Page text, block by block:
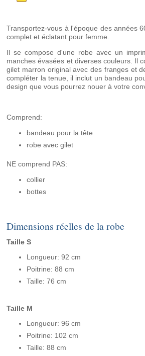
Transportez-vous à l'époque des années
complet et éclatant pour femme.
Il se compose d'une robe avec un
manches évasées et diverses couleurs. Il
gilet marron original avec des franges et
compléter la tenue, il inclut un bandeau
design que vous pourrez nouer à votre
Comprend:
bandeau pour la tête
robe avec gilet
NE comprend PAS:
collier
bottes
Dimensions réelles de la robe
Taille S
Longueur: 92 cm
Poitrine: 88 cm
Taille: 76 cm
Taille M
Longueur: 96 cm
Poitrine: 102 cm
Taille: 88 cm